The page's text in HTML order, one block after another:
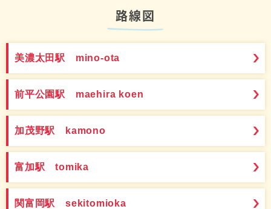
路線図
美濃太田駅 mino-ota
前平公園駅 maehira koen
加茂野駅 kamono
富加駅 tomika
関富岡駅 sekitomioka